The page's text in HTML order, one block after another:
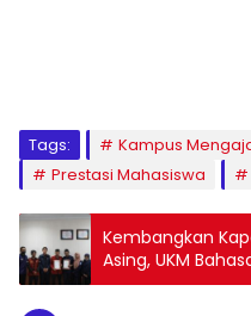
Tags: Kampus
Prestasi Mahasiswa
Kembangkan
Asing, UKM
Al Birr Teken MoU